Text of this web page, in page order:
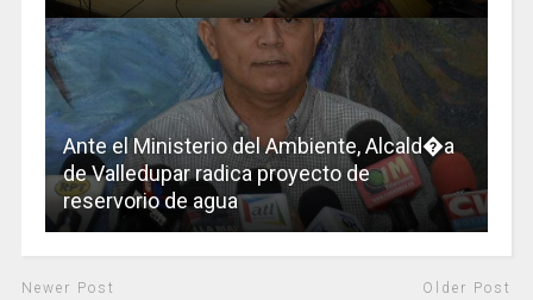
Ante el Ministerio del Ambiente, Alcald�a
de Valledupar radica proyecto de
reservorio de agua
Newer Post Older Post